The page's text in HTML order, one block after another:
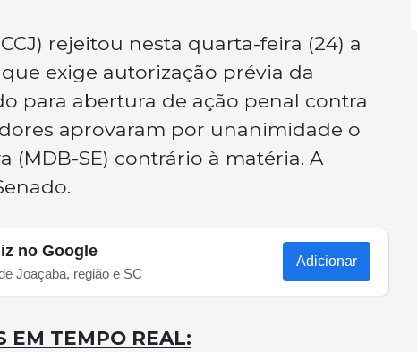
rejeitou nesta quarta-feira (24) a
exige autorização prévia da
para abertura de ação penal contra
aprovaram por unanimidade o
(MDB-SE) contrário à matéria. A
no Google
Joaçaba, região e SC
Adicionar
EM TEMPO REAL: